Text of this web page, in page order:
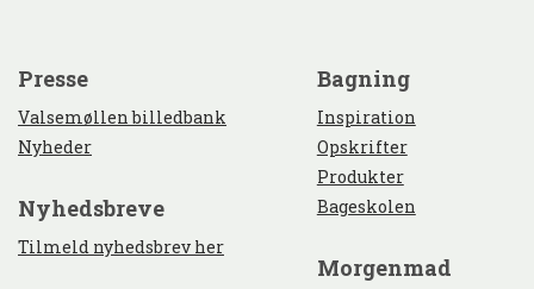
presse
Valsemøllen billedbank
Nyheder
nyhedsbreve
Tilmeld nyhedsbrev her
bagning
Inspiration
Opskrifter
Produkter
Bageskolen
morgenmad